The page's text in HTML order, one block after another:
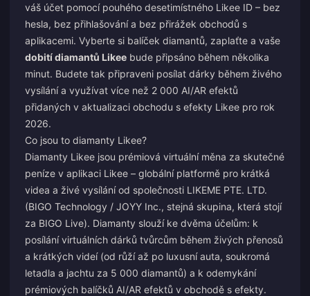
váš účet pomocí pouhého desetimístného Likee ID – bez
hesla, bez přihlašování a bez přirážek obchodů s
aplikacemi. Vyberte si balíček diamantů, zaplaťte a vaše
dobití diamantů Likee bude připsáno během několika
minut. Budete tak připraveni posílat dárky během živého
vysílání a využívat více než 2 000 AI/AR efektů
přidaných v aktualizaci obchodu s efekty Likee pro rok
2026.
Co jsou to diamanty Likee?
Diamanty Likee jsou prémiová virtuální měna za skutečné
peníze v aplikaci Likee – globální platformě pro krátká
videa a živé vysílání od společnosti LIKEME PTE. LTD.
(BIGO Technology / JOYY Inc., stejná skupina, která stojí
za BIGO Live). Diamanty slouží ke dvěma účelům: k
posílání virtuálních dárků tvůrcům během živých přenosů
a krátkých videí (od růží až po luxusní auta, soukromá
letadla a jachtu za 5 000 diamantů) a k odemykání
prémiových balíčků AI/AR efektů v obchodě s efekty.